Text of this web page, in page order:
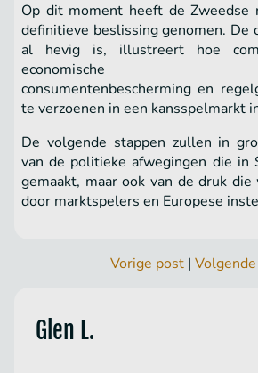
Op dit moment heeft de Zweedse
definitieve beslissing genomen. De
al hevig is, illustreert hoe
economische
consumentenbescherming en
te verzoenen in een kansspelmarkt
De volgende stappen zullen in
van de politieke afwegingen die in
gemaakt, maar ook van de druk
door marktspelers en Europese
Vorige post |
Glen L.